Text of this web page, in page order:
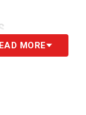
MORE